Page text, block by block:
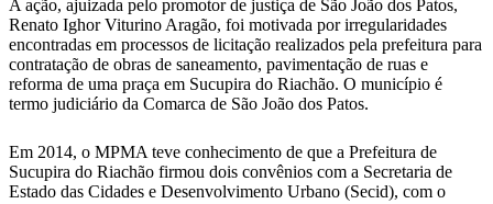
A ação, ajuizada pelo promotor de justiça de São João dos Patos,
Renato Ighor Viturino Aragão, foi motivada por irregularidades
encontradas em processos de licitação realizados pela prefeitura para
contratação de obras de saneamento, pavimentação de ruas e
reforma de uma praça em Sucupira do Riachão. O município é
termo judiciário da Comarca de São João dos Patos.
Em 2014, o MPMA teve conhecimento de que a Prefeitura de
Sucupira do Riachão firmou dois convênios com a Secretaria de
Estado das Cidades e Desenvolvimento Urbano (Secid), com o